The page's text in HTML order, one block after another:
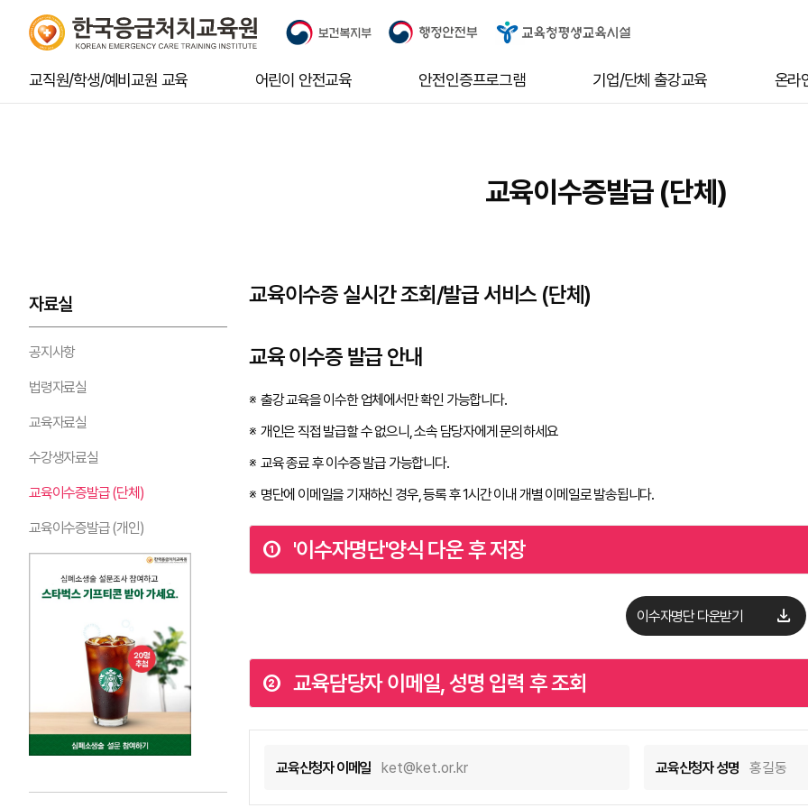
교직원/학생/예비교원 교육 어린이 안전교육 안전인증프로그램 기업/단체 출강교육 온라
교육이수증발급 (단체)
자료실
공지사항
법령자료실
교육자료실
수강생자료실
교육이수증발급 (단체)
교육이수증발급 (개인)
교육이수증 실시간 조회/발급 서비스 (단체)
교육 이수증 발급 안내
출강 교육을 이수한 업체에서만 확인 가능합니다.
개인은 직접 발급할 수 없으니, 소속 담당자에게 문의하세요
교육 종료 후 이수증 발급 가능합니다.
명단에 이메일을 기재하신 경우, 등록 후 1시간 이내 개별 이메일로 발송됩니다.
① '이수자명단'양식 다운 후 저장
이수자명단 다운받기 download
② 교육담당자 이메일, 성명 입력 후 조회
교육신청자 이메일 교육신청자 성명